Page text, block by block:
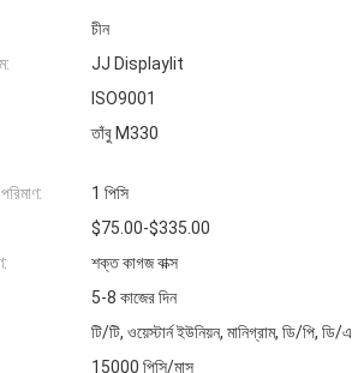
চীন
JJ Displaylit
ISO9001
তাঁবু M330
1 পিসি
$75.00-$335.00
শক্ত কাগজ বাক্স
5-8 কাজের দিন
টি/টি, ওয়েস্টার্ন ইউনিয়ন, মানিগ্রাম, ডি/পি, ডি/এ
15000 পিসি/মাস